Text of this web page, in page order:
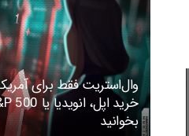
وال‌استریت فقط برای
بخوانید